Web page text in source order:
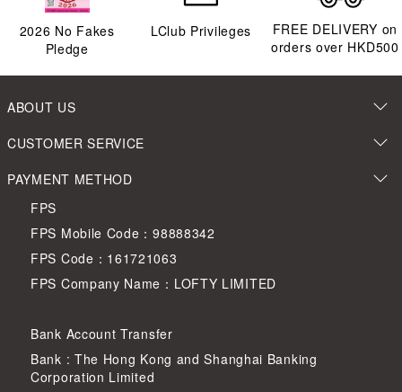
2026 No Fakes
Pledge
LClub Privileges
FREE DELIVERY on
orders over HKD500
ABOUT US
CUSTOMER SERVICE
PAYMENT METHOD
FPS
FPS Mobile Code：98888342
FPS Code：161721063
FPS Company Name：LOFTY LIMITED
Bank Account Transfer
Bank : The Hong Kong and Shanghai Banking
Corporation Limited